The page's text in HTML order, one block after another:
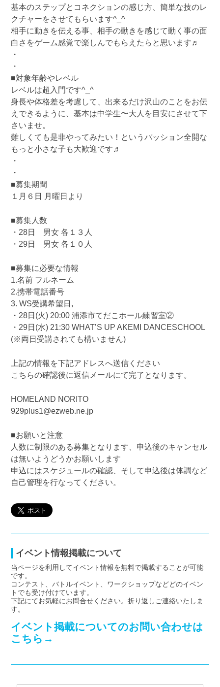
基本のステップとコネクションの感じ方、簡単な技のレ
クチャーをさせてもらいます^_^
相手に動きを伝える事、相手の動きを感じて動く事の面
白さをゲーム感覚で楽しんでもらえたらと思います♬
・
・
■対象年齢やレベル
レベルは超入門です^_^
身長や体格差を考慮して、出来るだけ沢山のことをお伝
えできるように、基本は中学生〜大人を目安にさせて下
さいませ。
難しくても是非やってみたい！というパッション全開な
もっと小さな子も大歓迎です♬
・
・
■募集期間
１月６日 月曜日より
■募集人数
・28日 男女 各１３人
・29日 男女 各１０人
■募集に必要な情報
1.名前 フルネーム
2.携帯電話番号
3. WS受講希望日,
・28日(火) 20:00 浦添市てだこホール練習室②
・29日(水) 21:30 WHAT’S UP AKEMI DANCESCHOOL
(※両日受講されても構いません)
上記の情報を下記アドレスへ送信ください
こちらの確認後に返信メールにて完了となります。
HOMELAND NORITO
929plus1@ezweb.ne.jp
■お願いと注意
人数に制限のある募集となります、申込後のキャンセル
は無いようどうかお願いします
申込にはスケジュールの確認、そして申込後は体調など
自己管理を行なってください。
イベント情報掲載について
当ページを利用してイベント情報を無料で掲載することが可能
です。
コンテスト、バトルイベント、ワークショップなどどのイベン
トでも受け付けています。
下記にてお気軽にお問合せください。折り返しご連絡いたしま
す。
イベント掲載についてのお問い合わせは
こちら→